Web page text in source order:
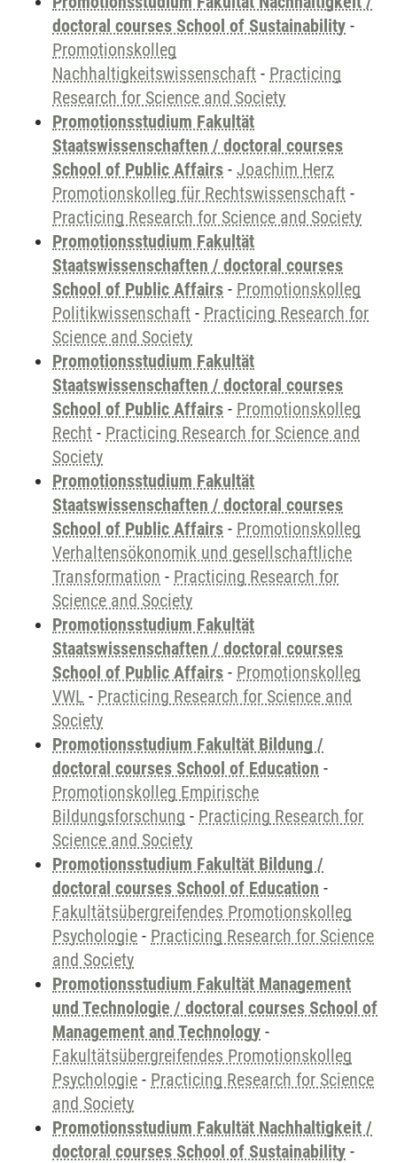
doctoral courses School of Sustainability -
Promotionskolleg
Nachhaltigkeitswissenschaft - Practicing
Research for Science and Society
Promotionsstudium Fakultät
Staatswissenschaften / doctoral courses
School of Public Affairs - Joachim Herz
Promotionskolleg für Rechtswissenschaft -
Practicing Research for Science and Society
Promotionsstudium Fakultät
Staatswissenschaften / doctoral courses
School of Public Affairs - Promotionskolleg
Politikwissenschaft - Practicing Research for
Science and Society
Promotionsstudium Fakultät
Staatswissenschaften / doctoral courses
School of Public Affairs - Promotionskolleg
Recht - Practicing Research for Science and
Society
Promotionsstudium Fakultät
Staatswissenschaften / doctoral courses
School of Public Affairs - Promotionskolleg
Verhaltensökonomik und gesellschaftliche
Transformation - Practicing Research for
Science and Society
Promotionsstudium Fakultät
Staatswissenschaften / doctoral courses
School of Public Affairs - Promotionskolleg
VWL - Practicing Research for Science and
Society
Promotionsstudium Fakultät Bildung /
doctoral courses School of Education -
Promotionskolleg Empirische
Bildungsforschung - Practicing Research for
Science and Society
Promotionsstudium Fakultät Bildung /
doctoral courses School of Education -
Fakultätsübergreifendes Promotionskolleg
Psychologie - Practicing Research for Science
and Society
Promotionsstudium Fakultät Management
und Technologie / doctoral courses School of
Management and Technology -
Fakultätsübergreifendes Promotionskolleg
Psychologie - Practicing Research for Science
and Society
Promotionsstudium Fakultät Nachhaltigkeit /
doctoral courses School of Sustainability -